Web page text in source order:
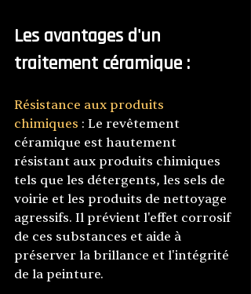
Les avantages d'un
traitement céramique :
Résistance aux produits
chimiques : Le revêtement
céramique est hautement
résistant aux produits chimiques
tels que les détergents, les sels de
voirie et les produits de nettoyage
agressifs. Il prévient l'effet corrosif
de ces substances et aide à
préserver la brillance et l'intégrité
de la peinture.